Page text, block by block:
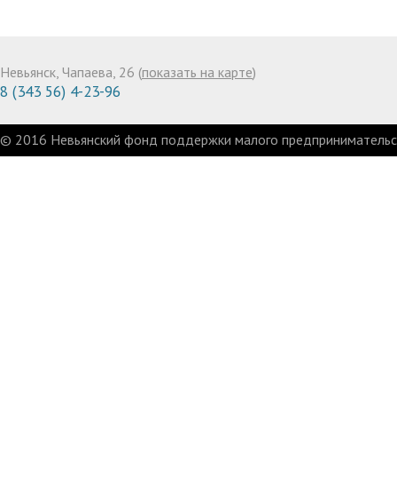
Невьянск, Чапаева, 26 (показать на карте)
8 (343 56) 4-23-96
© 2016 Невьянский фонд поддержки малого